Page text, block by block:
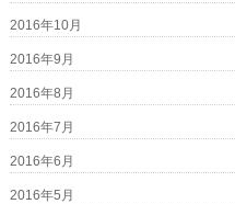
2016年10月
2016年9月
2016年8月
2016年7月
2016年6月
2016年5月